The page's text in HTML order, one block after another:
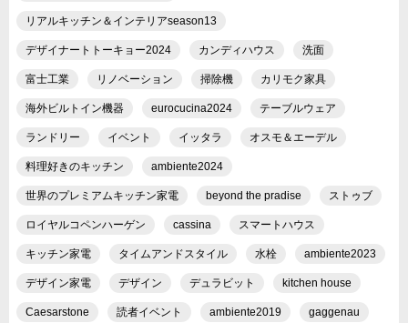
リアルキッチン＆インテリアseason13
デザイナートトーキョー2024 カンディハウス 洗面
富士工業 リノベーション 掃除機 カリモク家具
海外ビルトイン機器 eurocucina2024 テーブルウェア
ランドリー イベント イッタラ オスモ＆エーデル
料理好きのキッチン ambiente2024
世界のプレミアムキッチン家電 beyond the pradise ストゥブ
ロイヤルコペンハーゲン cassina スマートハウス
キッチン家電 タイムアンドスタイル 水栓 ambiente2023
デザイン家電 デザイン デュラビット kitchen house
Caesarstone 読者イベント ambiente2019 gaggenau